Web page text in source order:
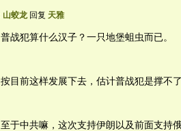
山蛟龙回复 天雅
普战犯算什么汉子？一只地堡蛆虫而已。
按目前这样发展下去，估计普战犯是撑不了
至于中共嘛，这次支持伊朗以及前面支持